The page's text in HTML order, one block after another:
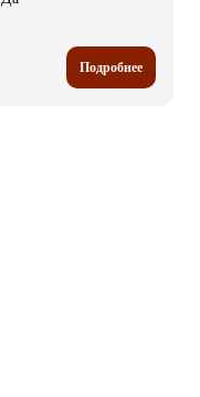
Подробнее